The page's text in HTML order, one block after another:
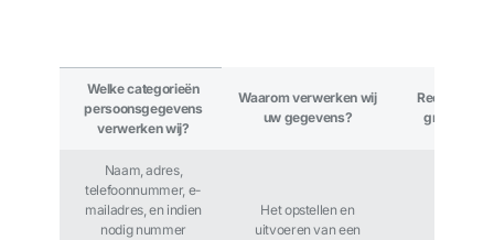
Welke categorieën
persoonsgegevens
verwerken wij?
Waarom verwerken wij
uw gegevens?
Rechtmatige
grondslag
Naam, adres,
telefoonnummer, e-
mailadres, en indien
nodig nummer
Het opstellen en
uitvoeren van een